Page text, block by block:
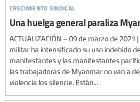
crecimiento sindical
Una huelga general paraliza
ACTUALIZACIÓN – 09 de marzo de 2021
militar ha intensificado su uso indebido
manifestantes y las manifestantes
las trabajadoras de Myanmar no van a
violencia los silencie. Están...